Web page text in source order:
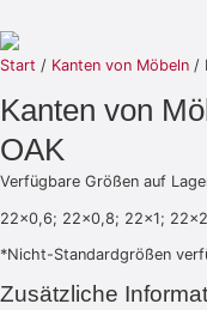
Start / Kanten von Möbeln /
Kanten von
OAK
Verfügbare Größen auf
22×0,6; 22×0,8; 22×1;
*Nicht-Standardgrößen
Zusätzliche